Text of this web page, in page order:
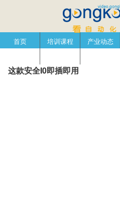
首页 培训课程 产业动态
这款安全I0即插即用